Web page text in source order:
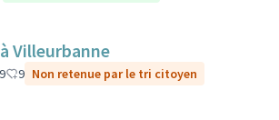
Villeurbanne
9 9 Non retenue par le tri citoyen